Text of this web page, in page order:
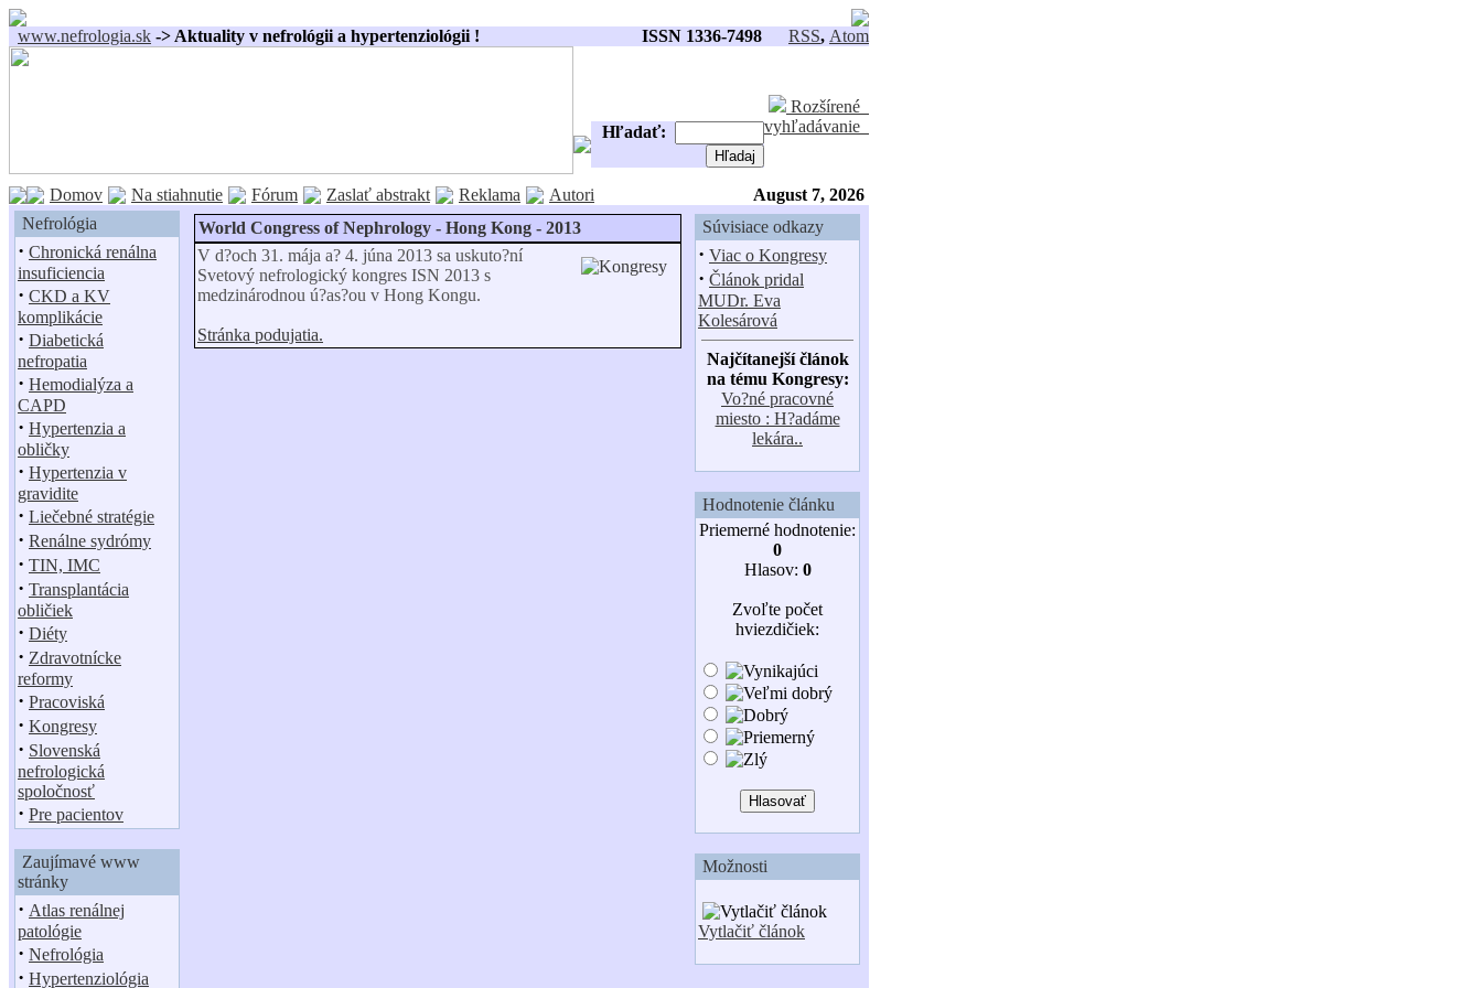
www.nefrologia.sk -> Aktuality v nefrológii a hypertenziológii ! ISSN 1336-7498 RSS, Atom
Rozšírené
vyhľadávanie
Hľadať:
Domov Na stiahnutie Fórum Zaslať abstrakt Reklama Autori
August 7, 2026
Nefrológia
· Chronická renálna
insuficiencia
· CKD a KV
komplikácie
· Diabetická
nefropatia
· Hemodialýza a
CAPD
· Hypertenzia a
obličky
· Hypertenzia v
gravidite
· Liečebné stratégie
· Renálne sydrómy
· TIN, IMC
· Transplantácia
obličiek
· Diéty
· Zdravotnícke
reformy
· Pracoviská
· Kongresy
· Slovenská
nefrologická
spoločnosť
· Pre pacientov
Zaujímavé www
stránky
· Atlas renálnej
patológie
· Nefrológia
· Hypertenziológia
World Congress of Nephrology - Hong Kong - 2013
V d?och 31. mája a? 4. júna 2013 sa uskuto?ní
Svetový nefrologický kongres ISN 2013 s
medzinárodnou ú?as?ou v Hong Kongu.
Stránka podujatia.
Súvisiace odkazy
· Viac o Kongresy
· Článok pridal
MUDr. Eva
Kolesárová
Najčítanejší článok
na tému Kongresy:
Vo?né pracovné
miesto : H?adáme
lekára..
Hodnotenie článku
Priemerné hodnotenie:
0
Hlasov: 0
Zvoľte počet
hviezdičiek:
Možnosti
Vytlačiť článok